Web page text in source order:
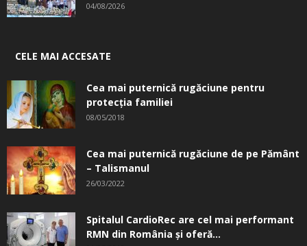
04/08/2026
CELE MAI ACCESATE
Cea mai puternică rugăciune pentru
protecția familiei
08/05/2018
Cea mai puternică rugăciune de pe Pământ
– Talismanul
26/03/2022
Spitalul CardioRec are cel mai performant
RMN din România și oferă...